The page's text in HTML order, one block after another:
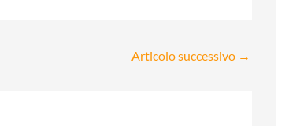
Articolo successivo →